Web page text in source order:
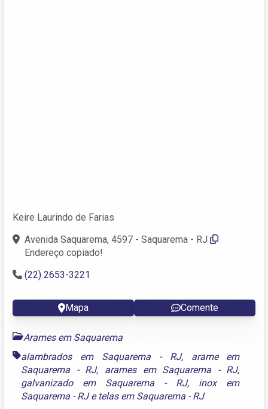
Keire Laurindo de Farias
Avenida Saquarema, 4597 - Saquarema - RJ
Endereço copiado!
(22) 2653-3221
Mapa Comente
Arames em Saquarema
alambrados em Saquarema - RJ, arame em
Saquarema - RJ, arames em Saquarema - RJ,
galvanizado em Saquarema - RJ, inox em
Saquarema - RJe telas em Saquarema - RJ